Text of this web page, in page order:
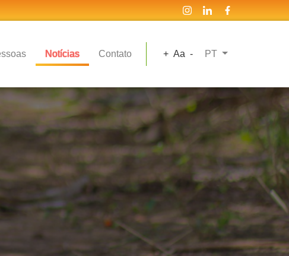
Notícias Contato + Aa - PT